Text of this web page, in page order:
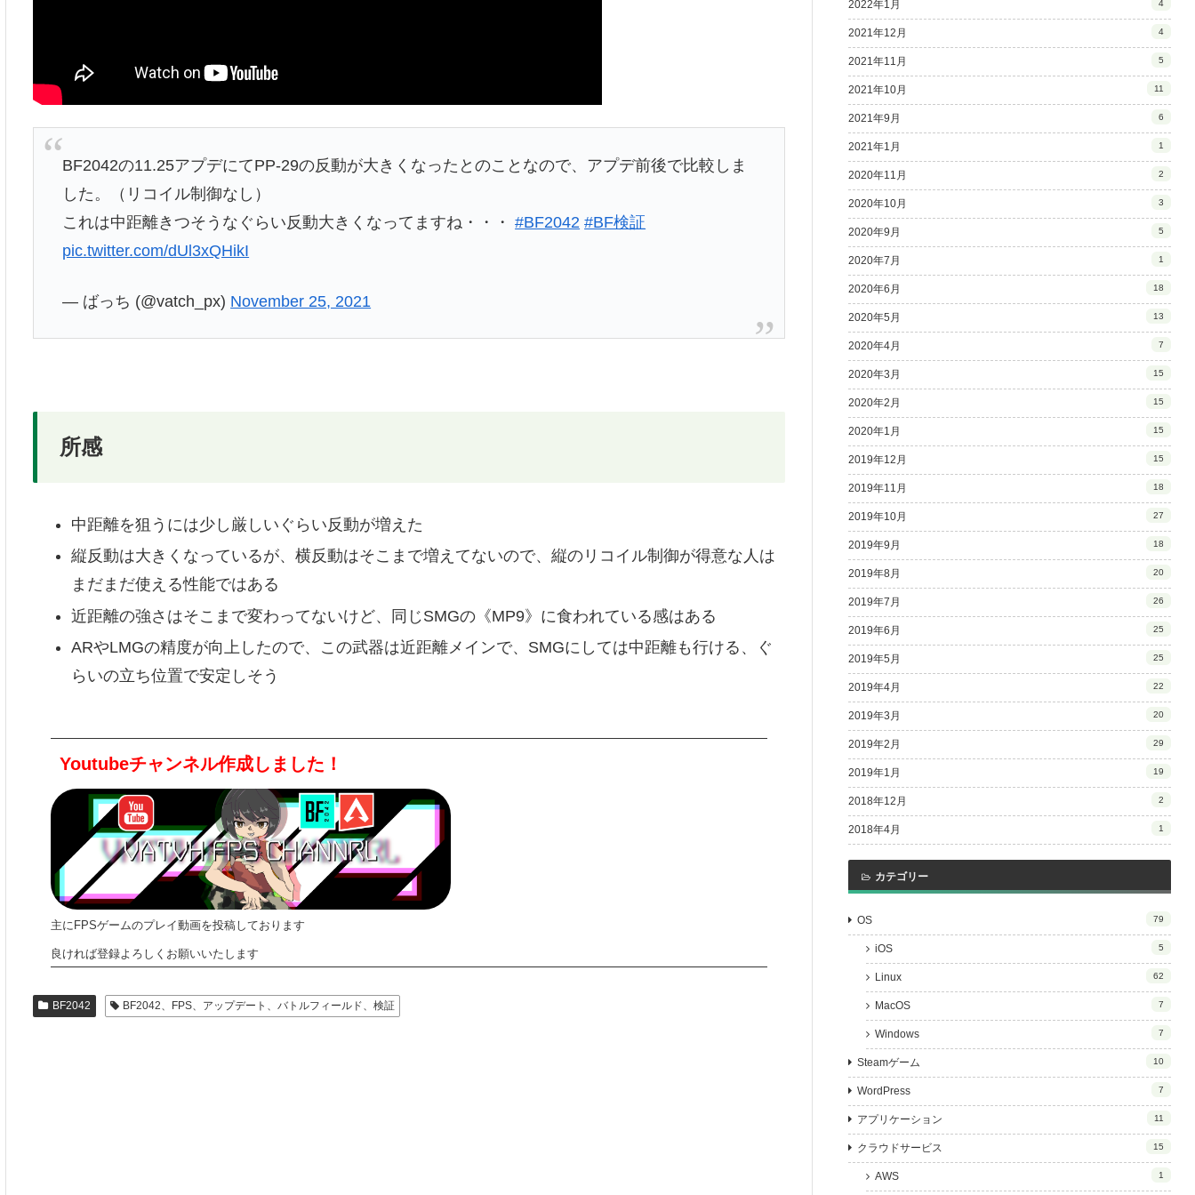
BF2042の11.25アプデにてPP-29の反動が大きくなったとのことなので、アプデ前後で比較しま
した。（リコイル制御なし）
これは中距離きつそうなぐらい反動大きくなってますね・・・#BF2042 #BF検証
pic.twitter.com/dUl3xQHikI
— ばっち (@vatch_px) November 25, 2021
所感
中距離を狙うには少し厳しいぐらい反動が増えた
縦反動は大きくなっているが、横反動はそこまで増えてないので、縦のリコイル制御が得意な人は
まだまだ使える性能ではある
近距離の強さはそこまで変わってないけど、同じSMGの《MP9》に食われている感はある
ARやLMGの精度が向上したので、この武器は近距離メインで、SMGにしては中距離も行ける、ぐ
らいの立ち位置で安定しそう
Youtubeチャンネル作成しました！
主にFPSゲームのプレイ動画を投稿しております
良ければ登録よろしくお願いいたします
BF2042 BF2042、FPS、アップデート、バトルフィールド、検証
2022年1月 4
2021年12月 4
2021年11月 5
2021年10月 11
2021年9月 6
2021年1月 1
2020年11月 2
2020年10月 3
2020年9月 5
2020年7月 1
2020年6月 18
2020年5月 13
2020年4月 7
2020年3月 15
2020年2月 15
2020年1月 15
2019年12月 15
2019年11月 18
2019年10月 27
2019年9月 18
2019年8月 20
2019年7月 26
2019年6月 25
2019年5月 25
2019年4月 22
2019年3月 20
2019年2月 29
2019年1月 19
2018年12月 2
2018年4月 1
カテゴリー
OS 79
iOS 5
Linux 62
MacOS 7
Windows 7
Steamゲーム 10
WordPress 7
アプリケーション 11
クラウドサービス 15
AWS 1